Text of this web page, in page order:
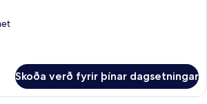
Skoða verð fyrir þínar dagsetningar